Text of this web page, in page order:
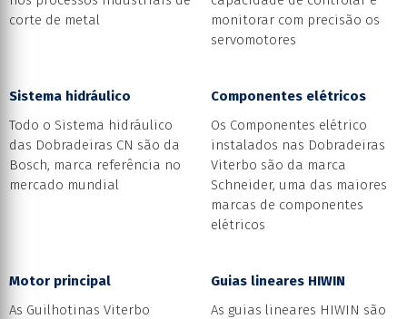
corte de metal
monitorar com precisão os
servomotores
Sistema hidráulico
Todo o Sistema hidráulico
das Dobradeiras CN são da
Bosch, marca referência no
mercado mundial
Componentes elétricos
Os Componentes elétrico
instalados nas Dobradeiras
Viterbo são da marca
Schneider, uma das maiores
marcas de componentes
elétricos
Motor principal
As Guilhotinas Viterbo
Guias lineares HIWIN
As guias lineares HIWIN são